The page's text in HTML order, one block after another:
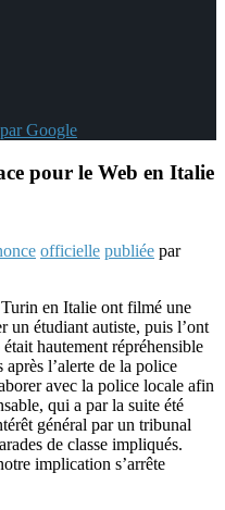
Google
pour le Web en Italie
officielle publiée par
en Italie ont filmé une
un étudiant autiste, puis l’ont
hautement répréhensible
après l’alerte de la police
avec la police locale afin
qui a par la suite été
général par un tribunal
de classe impliqués.
implication s’arrête